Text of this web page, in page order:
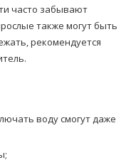
часто забывают
также могут быть
рекомендуется
воду смогут даже